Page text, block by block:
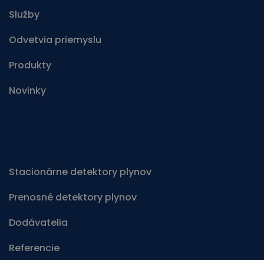
Služby
Odvetvia priemyslu
Produkty
Novinky
Stacionárne detektory plynov
Prenosné detektory plynov
Dodávatelia
Referencie